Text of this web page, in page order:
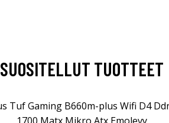
SUOSITELLUT TUOTTEET